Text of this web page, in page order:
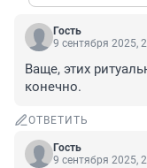
Гость
9 сентября 2025,
Ваще, этих
конечно.
ОТВЕТИТЬ
Гость
9 сентября 2025,